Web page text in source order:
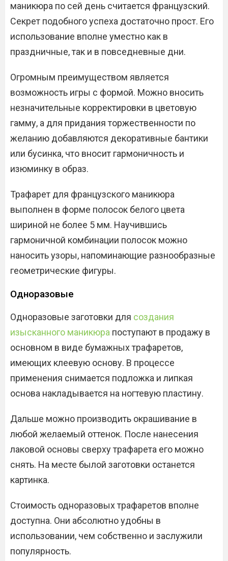
маникюра по сей день считается французский.
Секрет подобного успеха достаточно прост. Его
использование вполне уместно как в
праздничные, так и в повседневные дни.
Огромным преимуществом является
возможность игры с формой. Можно вносить
незначительные корректировки в цветовую
гамму, а для придания торжественности по
желанию добавляются декоративные бантики
или бусинка, что вносит гармоничность и
изюминку в образ.
Трафарет для французского маникюра
выполнен в форме полосок белого цвета
шириной не более 5 мм. Научившись
гармоничной комбинации полосок можно
наносить узоры, напоминающие разнообразные
геометрические фигуры.
Одноразовые
Одноразовые заготовки для создания
изысканного маникюра поступают в продажу в
основном в виде бумажных трафаретов,
имеющих клеевую основу. В процессе
применения снимается подложка и липкая
основа накладывается на ногтевую пластину.
Дальше можно производить окрашивание в
любой желаемый оттенок. После нанесения
лаковой основы сверху трафарета его можно
снять. На месте былой заготовки останется
картинка.
Стоимость одноразовых трафаретов вполне
доступна. Они абсолютно удобны в
использовании, чем собственно и заслужили
популярность.